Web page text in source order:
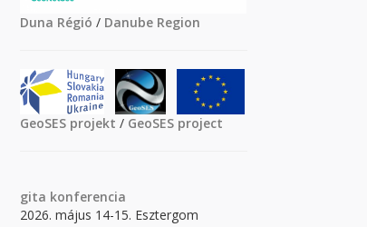
Duna Régió / Danube Region
GeoSES projekt / GeoSES project
gita konferencia
2026. május 14-15. Esztergom